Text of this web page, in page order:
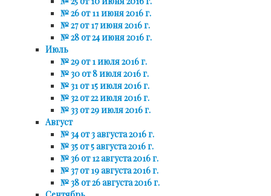
№ 26 от 11 июня 2016 г.
№ 27 от 17 июня 2016 г.
№ 28 от 24 июня 2016 г.
Июль
№ 29 от 1 июля 2016 г.
№ 30 от 8 июля 2016 г.
№ 31 от 15 июля 2016 г.
№ 32 от 22 июля 2016 г.
№ 33 от 29 июля 2016 г.
Август
№ 34 от 3 августа 2016 г.
№ 35 от 5 августа 2016 г.
№ 36 от 12 августа 2016 г.
№ 37 от 19 августа 2016 г.
№ 38 от 26 августа 2016 г.